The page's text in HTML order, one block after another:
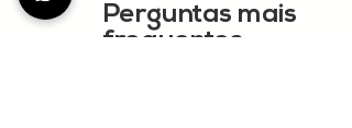
Perguntas mais
frequentes